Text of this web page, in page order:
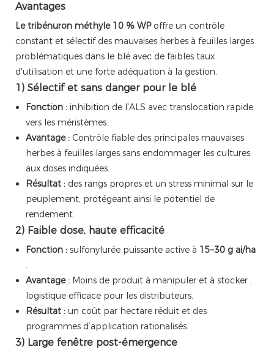
Avantages
Le tribénuron méthyle 10 % WPoffre un contrôle
constant et sélectif des mauvaises herbes à feuilles larges
problématiques dans le blé avec de faibles taux
d'utilisation et une forte adéquation à la gestion.
1) Sélectif et sans danger pour le blé
Fonction :inhibition de l'ALS avec translocation rapide
vers les méristèmes.
Avantage :Contrôle fiable des principales mauvaises
herbes à feuilles larges sans endommager les cultures
aux doses indiquées.
Résultat :des rangs propres et un stress minimal sur le
peuplement, protégeant ainsi le potentiel de
rendement.
2) Faible dose, haute efficacité
Fonction :sulfonylurée puissante active à 15–30 g ai/ha
.
Avantage :Moins de produit à manipuler et à stocker ;
logistique efficace pour les distributeurs.
Résultat :un coût par hectare réduit et des
programmes d’application rationalisés.
3) Large fenêtre post-émergence